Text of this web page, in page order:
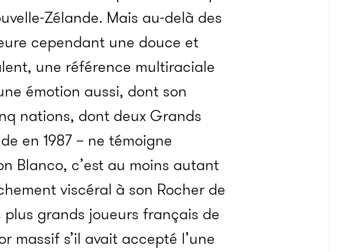
Zélande. Mais au-delà des
cependant une douce et
une référence multiraciale
émotion aussi, dont son
nations, dont deux Grands
en 1987 – ne témoigne
Blanco, c’est au moins autant
viscéral à son Rocher de
plus grands joueurs français de
massif s’il avait accepté l’une